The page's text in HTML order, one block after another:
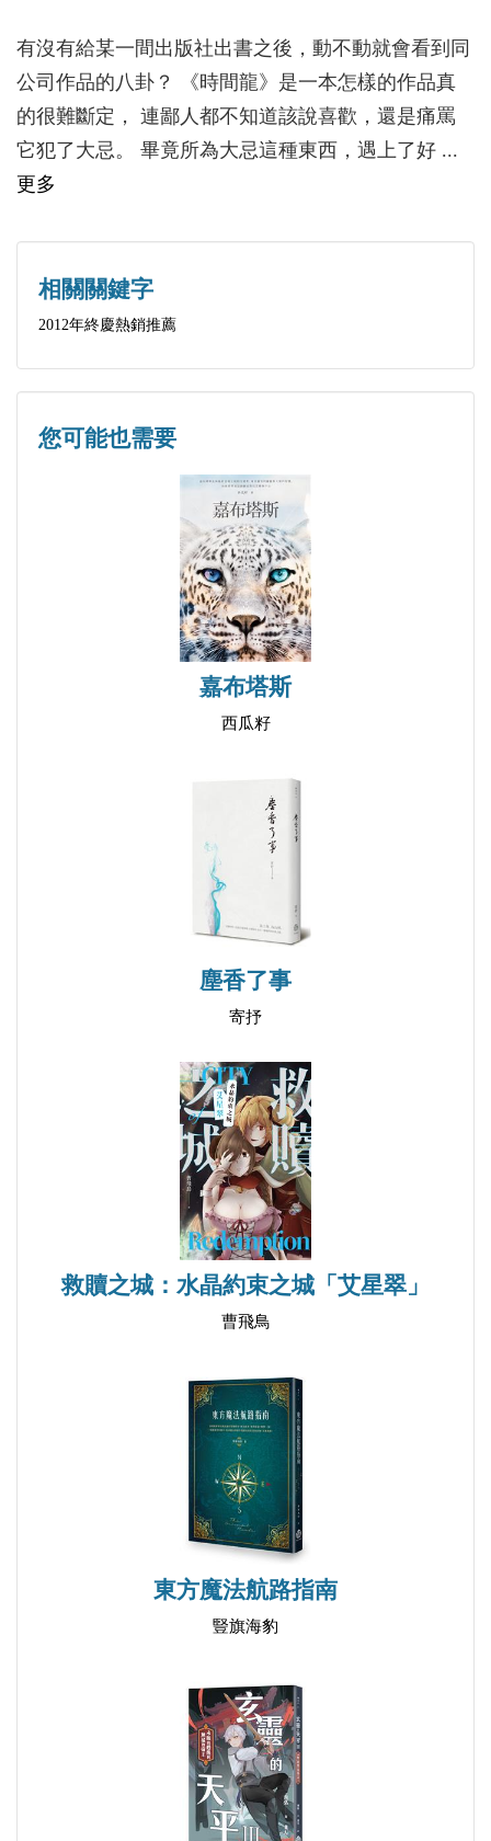
林燿德現象與台灣文學史的後現代轉折：
從《時間龍》的虛擬暴力書寫談起/劉紀蕙
有沒有給某一間出版社出書之後，動不動就會看到同
公司作品的八卦？ 《時間龍》是一本怎樣的作品真
的很難斷定， 連鄙人都不知道該說喜歡，還是痛罵
它犯了大忌。 畢竟所為大忌這種東西，遇上了好 ...
更多
相關關鍵字
2012年終慶熱銷推薦
您可能也需要
嘉布塔斯
西瓜籽
塵香了事
寄抒
救贖之城：水晶約束之城「艾星翠」
曹飛鳥
東方魔法航路指南
豎旗海豹